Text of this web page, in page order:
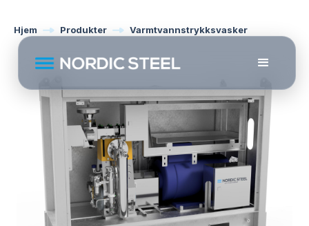
Hjem Produkter Varmtvannstrykksvasker